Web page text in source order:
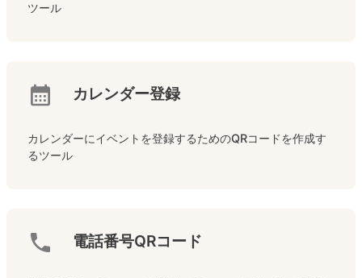
ツール
カレンダー登録
カレンダーにイベントを登録するためのQRコードを作成す
るツール
電話番号QRコード